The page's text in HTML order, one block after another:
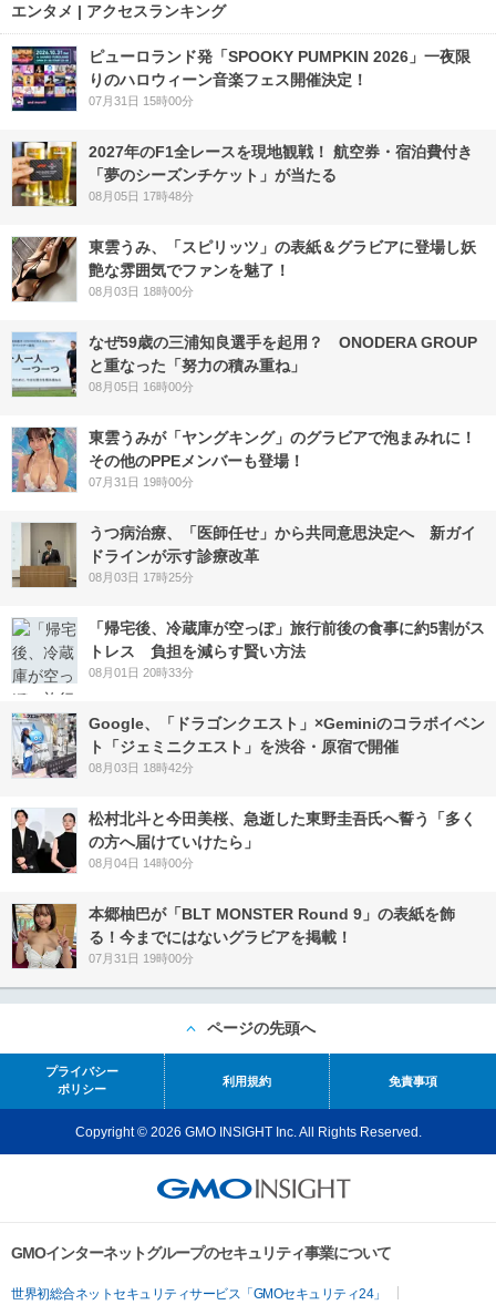
エンタメ | アクセスランキング
ピューロランド発「SPOOKY PUMPKIN 2026」一夜限
りのハロウィーン音楽フェス開催決定！
07月31日 15時00分
2027年のF1全レースを現地観戦！ 航空券・宿泊費付き
「夢のシーズンチケット」が当たる
08月05日 17時48分
東雲うみ、「スピリッツ」の表紙＆グラビアに登場し妖
艶な雰囲気でファンを魅了！
08月03日 18時00分
なぜ59歳の三浦知良選手を起用？ ONODERA GROUP
と重なった「努力の積み重ね」
08月05日 16時00分
東雲うみが「ヤングキング」のグラビアで泡まみれに！
その他のPPEメンバーも登場！
07月31日 19時00分
うつ病治療、「医師任せ」から共同意思決定へ 新ガイ
ドラインが示す診療改革
08月03日 17時25分
「帰宅後、冷蔵庫が空っぽ」旅行前後の食事に約5割がス
トレス 負担を減らす賢い方法
08月01日 20時33分
Google、「ドラゴンクエスト」×Geminiのコラボイベン
ト「ジェミニクエスト」を渋谷・原宿で開催
08月03日 18時42分
松村北斗と今田美桜、急逝した東野圭吾氏へ誓う「多く
の方へ届けていけたら」
08月04日 14時00分
本郷柚巴が「BLT MONSTER Round 9」の表紙を飾
る！今までにはないグラビアを掲載！
07月31日 19時00分
ページの先頭へ
プライバシー
ポリシー
利用規約 免責事項
Copyright © 2026 GMO INSIGHT Inc. All Rights Reserved.
GMOインターネットグループのセキュリティ事業について
世界初総合ネットセキュリティサービス「GMOセキュリティ24」